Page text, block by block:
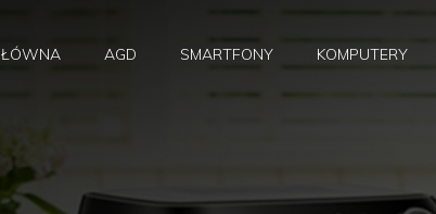
AGD SMARTFONY KOMPUTERY